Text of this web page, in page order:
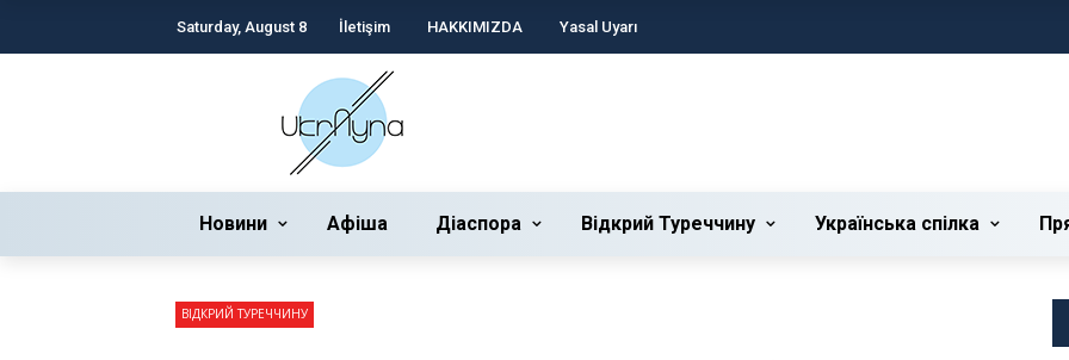
Saturday, August 8 İletişim HAKKIMIZDA Yasal Uyarı
Новини Афіша Діаспора Відкрий Туреччину Українська cпілка
ВІДКРИЙ ТУРЕЧЧИНУ